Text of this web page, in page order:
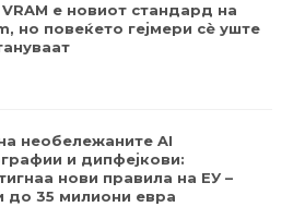
VRAM е новиот стандард на
но повеќето гејмери ​​сè уште
необележаните AI
и дипфејкови:
нови правила на ЕУ –
до 35 милиони евра